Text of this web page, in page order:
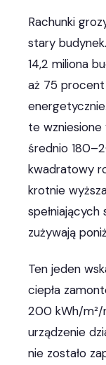
Rachunki
stary
14,2 miliona
aż 75
te
średnio
kwadratowy
krotnie
zużywają
Ten jeden
ciepła
200 kWh/
urządzenie
nie zostało